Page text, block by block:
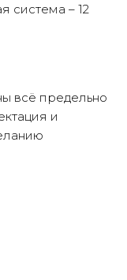
система – 12
всё предельно
и